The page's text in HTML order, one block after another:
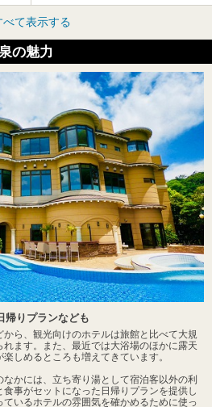
べて表示する
の魅力
帰りプランなども
ら、観光向けのホテルは旅館と比べて大規
ます。また、最近では大浴場のほかに露天
しめるところも増えてきています。
かには、立ち寄り湯として宿泊客以外の利
事がセットになった日帰りプランを提供し
いるホテルの雰囲気を確かめるために使っ